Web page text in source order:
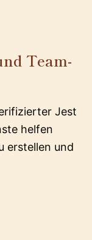
Team-
Jest
helfen
erstellen und